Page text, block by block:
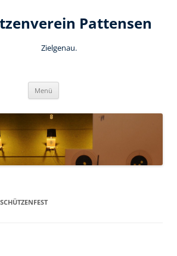
Pattensen
Zielgenau.
Menü
SCHÜTZENFEST